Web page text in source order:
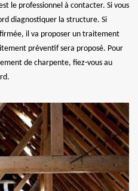
le professionnel à contacter. Si vous
diagnostiquer la structure. Si
il va proposer un traitement
préventif sera proposé. Pour
de charpente, fiez-vous au